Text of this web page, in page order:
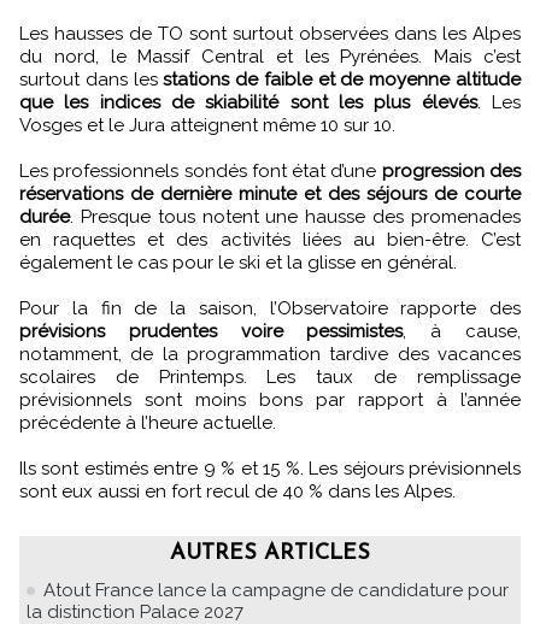
Les hausses de TO sont surtout observées dans les Alpes
du nord, le Massif Central et les Pyrénées. Mais c’est
surtout dans lesstations de faible et de moyenne altitude
que les indices de skiabilité sont les plus élevés. Les
Vosges et le Jura atteignent même 10 sur 10.
Les professionnels sondés font état d’une progression des
réservations de dernière minute et des séjours de courte
durée. Presque tous notent une hausse des promenades
en raquettes et des activités liées au bien-être. C’est
également le cas pour le ski et la glisse en général.
Pour la fin de la saison, l’Observatoire rapporte des
prévisions prudentes voire pessimistes, à cause,
notamment, de la programmation tardive des vacances
scolaires de Printemps. Les taux de remplissage
prévisionnels sont moins bons par rapport à l’année
précédente à l’heure actuelle.
Ils sont estimés entre 9 % et 15 %. Les séjours prévisionnels
sont eux aussi en fort recul de 40 % dans les Alpes.
AUTRES ARTICLES
Atout France lance la campagne de candidature pour
la distinction Palace 2027